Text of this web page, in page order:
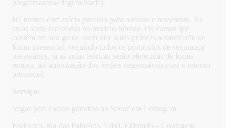
programasenacdegratuidade).
Há turmas com início previsto para outubro e novembro. As
aulas serão realizadas no modelo híbrido. Os cursos que
contêm em sua grade curricular aulas práticas acontecerão de
forma presencial, seguindo todos os protocolos de segurança
necessários, já as aulas teóricas serão oferecidas de forma
remota, até autorização dos órgãos responsáveis para o retorno
presencial.
Serviço:
Vagas para cursos gratuitos no Senac em Contagem
Endereço: rua das Paineiras, 1300, Eldorado – Contagem